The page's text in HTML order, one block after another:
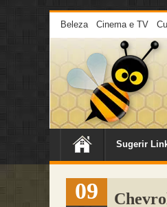
Beleza Cinema e TV
Sugerir
09